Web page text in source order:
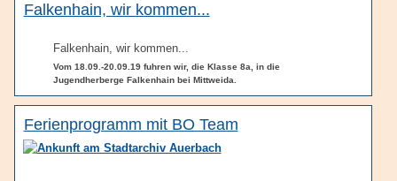
Falkenhain, wir kommen...
Falkenhain, wir kommen...
Vom 18.09.-20.09.19 fuhren wir, die Klasse 8a, in die
Jugendherberge Falkenhain bei Mittweida.
Ferienprogramm mit BO Team